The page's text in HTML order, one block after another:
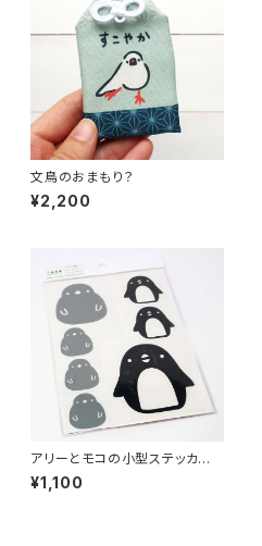
文鳥のおまもり？
¥2,200
アリーとモコの小型ステッカー
セット
¥1,100